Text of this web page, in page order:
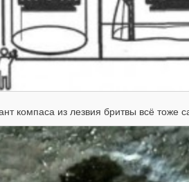
компаса из лезвия бритвы всё тоже